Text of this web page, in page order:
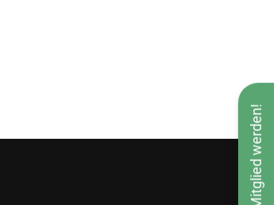
Mitglied werden!